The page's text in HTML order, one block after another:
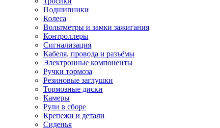
Подшипники
Колеса
Вольтметры и замки зажигания
Контроллеры
Сигнализация
Кабеля, провода и разъёмы
Электронные компоненты
Ручки тормоза
Резиновые заглушки
Тормозные диски
Камеры
Рули в сборе
Крепежи и детали
Сиденья